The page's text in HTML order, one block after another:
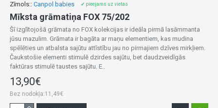
Zīmols:: Canpol babies ✔ pieejams uz vietas
Mīksta grāmatiņa FOX 75/202
Šī izglītojošā grāmata no FOX kolekcijas ir ideāla pirmā lasāmmanta
jūsu mazulim. Grāmata ir bagāta ar maņu elementiem, kas mudina
spēlēties un atbalsta sajūtu attīstību jau no pirmajiem dzīves mirkļiem.
Čaukstošie elementi stimulē dzirdes sajūtu, bet daudzveidīgās
faktūras stimulē taustes sajūtu. E..
13,90€
Bez nodokļa:11,49€